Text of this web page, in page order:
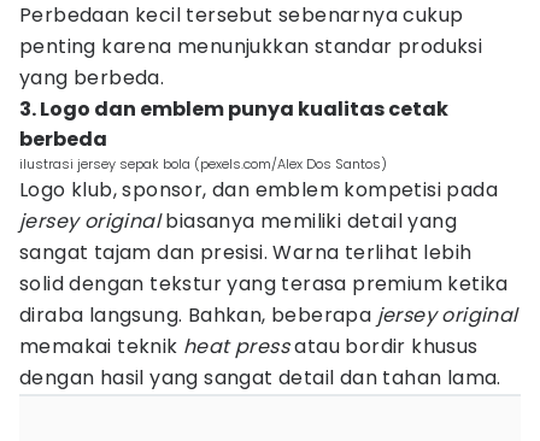
Perbedaan kecil tersebut sebenarnya cukup
penting karena menunjukkan standar produksi
yang berbeda.
3. Logo dan emblem punya kualitas cetak
berbeda
ilustrasi jersey sepak bola (pexels.com/Alex Dos Santos)
Logo klub, sponsor, dan emblem kompetisi pada
jersey originalbiasanya memiliki detail yang
sangat tajam dan presisi. Warna terlihat lebih
solid dengan tekstur yang terasa premium ketika
diraba langsung. Bahkan, beberapa jersey original
memakai teknik heat pressatau bordir khusus
dengan hasil yang sangat detail dan tahan lama.